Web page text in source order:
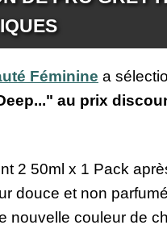
Féminine a
au prix
2 50ml x 1 Pack
douce et non
nouvelle couleur de